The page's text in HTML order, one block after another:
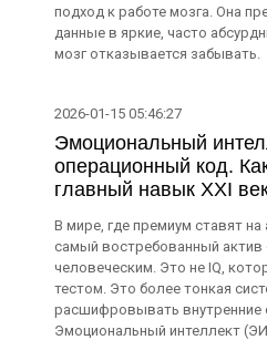
подход к работе мозга. Она
данные в яркие, часто
мозг отказывается забывать.
2026-01-15 05:46:27
Эмоциональный
операционный код.
главный навык XXI
В мире, где премиум ставят
самый востребованный актив
человеческим. Это не IQ,
тестом. Это более тонкая
расшифровывать внутренние
Эмоциональный интеллект